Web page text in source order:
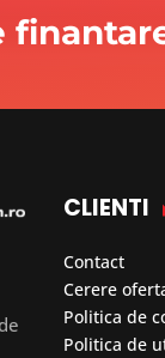
CLIENTI
Contact
Cerere
Politica de
Politica de